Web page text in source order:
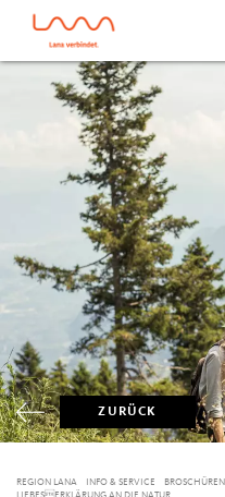
ZURÜCK
REGION LANA INFO & SERVICE BROSCHÜREN